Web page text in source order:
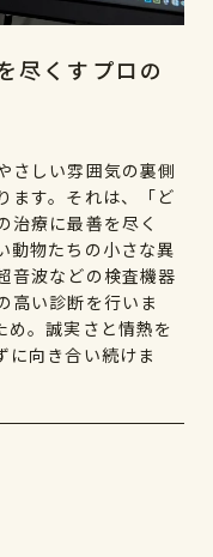
尽くすプロの
さしい雰囲気の裏側
ます。それは、「ど
治療に最善を尽く
動物たちの小さな異
音波などの検査機器
高い診断を行いま
め。誠実さと情熱を
に向き合い続けま